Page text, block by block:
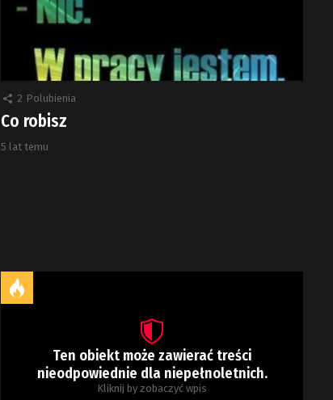
2 Polubienia
Co robisz
5 lat temu
Ten obiekt może zawierać treści
nieodpowiednie dla niepełnoletnich.
Kliknij by zobaczyć wpis